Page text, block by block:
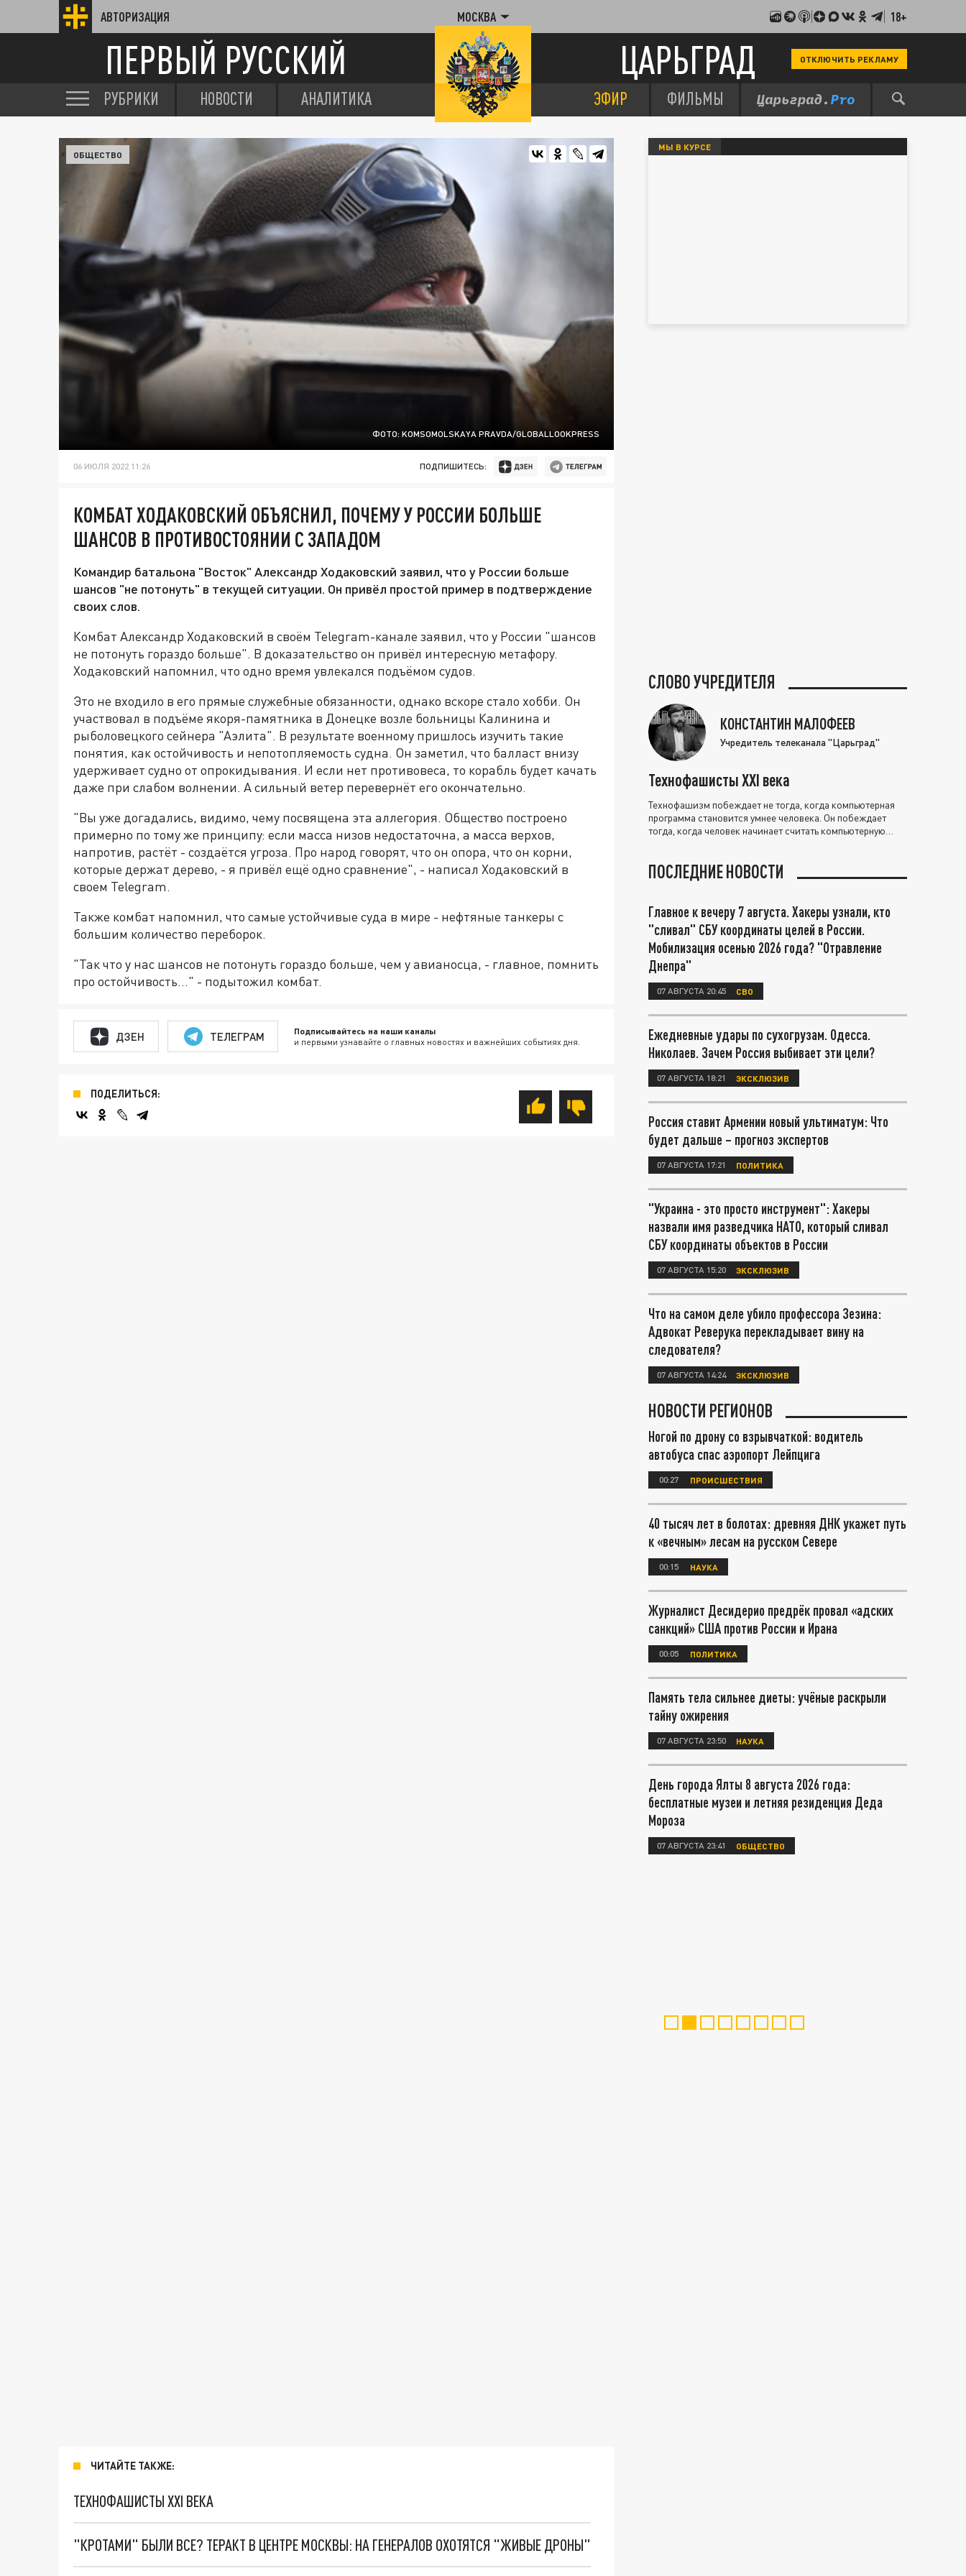
АВТОРИЗАЦИЯ МОСКВА 18+
ПЕРВЫЙ РУССКИЙ ЦАРЬГРАД ОТКЛЮЧИТЬ РЕКЛАМУ
РУБРИКИ НОВОСТИ АНАЛИТИКА ЭФИР ФИЛЬМЫ
ФОТО: KOMSOMOLSKAYA PRAVDA/GLOBALLOOKPRESS
ОБЩЕСТВО
06 ИЮЛЯ 2022 11:26 ПОДПИШИТЕСЬ:
КОМБАТ ХОДАКОВСКИЙ ОБЪЯСНИЛ, ПОЧЕМУ У РОССИИ БОЛЬШЕ
ШАНСОВ В ПРОТИВОСТОЯНИИ С ЗАПАДОМ
Командир батальона "Восток" Александр Ходаковский заявил, что у России больше
шансов "не потонуть" в текущей ситуации. Он привёл простой пример в подтверждение
своих слов.
Комбат Александр Ходаковский в своём Telegram-канале заявил, что у России "шансов
не потонуть гораздо больше". В доказательство он привёл интересную метафору.
Ходаковский напомнил, что одно время увлекался подъёмом судов.
Это не входило в его прямые служебные обязанности, однако вскоре стало хобби. Он
участвовал в подъёме якоря-памятника в Донецке возле больницы Калинина и
рыболовецкого сейнера "Аэлита". В результате военному пришлось изучить такие
понятия, как остойчивость и непотопляемость судна. Он заметил, что балласт внизу
удерживает судно от опрокидывания. И если нет противовеса, то корабль будет качать
даже при слабом волнении. А сильный ветер перевернёт его окончательно.
"Вы уже догадались, видимо, чему посвящена эта аллегория. Общество построено
примерно по тому же принципу: если масса низов недостаточна, а масса верхов,
напротив, растёт - создаётся угроза. Про народ говорят, что он опора, что он корни,
которые держат дерево, - я привёл ещё одно сравнение", - написал Ходаковский в
своем Telegram.
Также комбат напомнил, что самые устойчивые суда в мире - нефтяные танкеры с
большим количество переборок.
"Так что у нас шансов не потонуть гораздо больше, чем у авианосца, - главное, помнить
про остойчивость..." - подытожил комбат.
ДЗЕН ТЕЛЕГРАМ Подписывайтесь на наши каналы
и первыми узнавайте о главных новостях и важнейших событиях дня.
ПОДЕЛИТЬСЯ:
ЧИТАЙТЕ ТАКЖЕ:
ТЕХНОФАШИСТЫ XXI ВЕКА
"КРОТАМИ" БЫЛИ ВСЕ? ТЕРАКТ В ЦЕНТРЕ МОСКВЫ: НА ГЕНЕРАЛОВ ОХОТЯТСЯ "ЖИВЫЕ ДРОНЫ"
МЫ В КУРСЕ
СЛОВО УЧРЕДИТЕЛЯ
КОНСТАНТИН МАЛОФЕЕВ
Учредитель телеканала "Царьград"
Технофашисты XXI века
Технофашизм побеждает не тогда, когда компьютерная
программа становится умнее человека. Он побеждает
тогда, когда человек начинает считать компьютерную
ПОСЛЕДНИЕ НОВОСТИ
Главное к вечеру 7 августа. Хакеры узнали, кто
"сливал" СБУ координаты целей в России.
Мобилизация осенью 2026 года? "Отравление
Днепра"
07 АВГУСТА 20:45 СВО
Ежедневные удары по сухогрузам. Одесса.
Николаев. Зачем Россия выбивает эти цели?
07 АВГУСТА 18:21 ЭКСКЛЮЗИВ
Россия ставит Армении новый ультиматум: Что
будет дальше – прогноз экспертов
07 АВГУСТА 17:21 ПОЛИТИКА
"Украина - это просто инструмент": Хакеры
назвали имя разведчика НАТО, который сливал
СБУ координаты объектов в России
07 АВГУСТА 15:20 ЭКСКЛЮЗИВ
Что на самом деле убило профессора Зезина:
Адвокат Реверука перекладывает вину на
следователя?
07 АВГУСТА 14:24 ЭКСКЛЮЗИВ
НОВОСТИ РЕГИОНОВ
Ногой по дрону со взрывчаткой: водитель
автобуса спас аэропорт Лейпцига
00:27 ПРОИСШЕСТВИЯ
40 тысяч лет в болотах: древняя ДНК укажет путь
к «вечным» лесам на русском Севере
00:15 НАУКА
Журналист Десидерио предрёк провал «адских
санкций» США против России и Ирана
00:05 ПОЛИТИКА
Память тела сильнее диеты: учёные раскрыли
тайну ожирения
07 АВГУСТА 23:50 НАУКА
День города Ялты 8 августа 2026 года:
бесплатные музеи и летняя резиденция Деда
Мороза
07 АВГУСТА 23:41 ОБЩЕСТВО